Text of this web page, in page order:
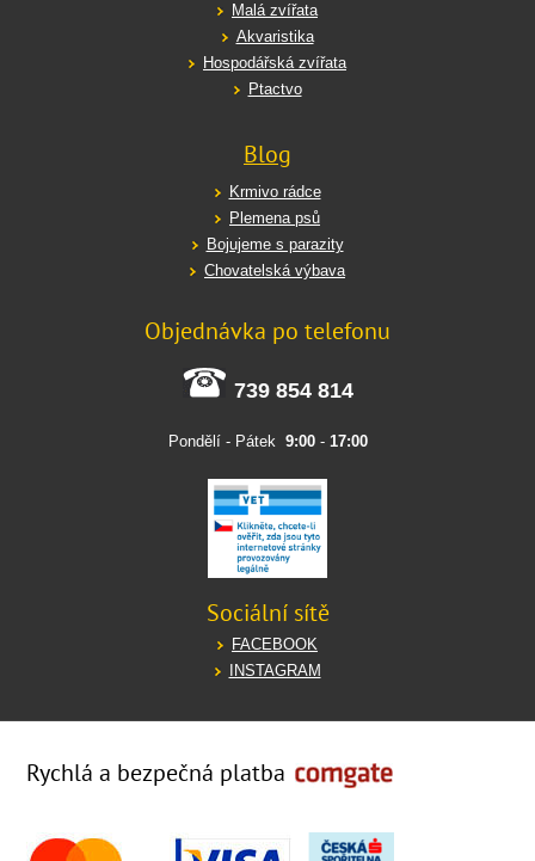
Malá zvířata
Akvaristika
Hospodářská zvířata
Ptactvo
Blog
Krmivo rádce
Plemena psů
Bojujeme s parazity
Chovatelská výbava
Objednávka po telefonu
739 854 814
Pondělí - Pátek 9:00- 17:00
Sociální sítě
FACEBOOK
INSTAGRAM
Rychlá a bezpečná platba